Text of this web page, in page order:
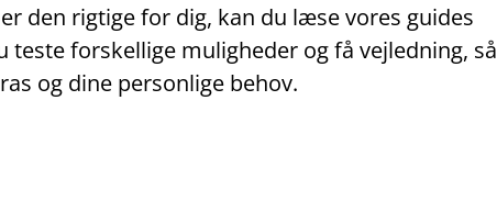
den rigtige for dig, kan du læse vores guides
teste forskellige muligheder og få vejledning, så
og dine personlige behov.